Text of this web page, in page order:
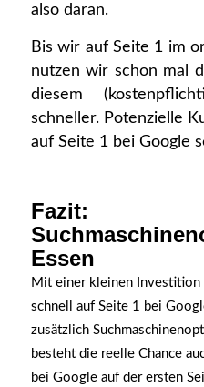
also daran.
Bis wir auf Seite 1 im
nutzen wir schon mal
diesem
schneller. Potenzielle
auf Seite 1 bei Google
Fazit:
Essen
Mit einer kleinen Investition
schnell auf Seite 1 bei
zusätzlich
besteht die reelle Chance
bei Google auf der ersten